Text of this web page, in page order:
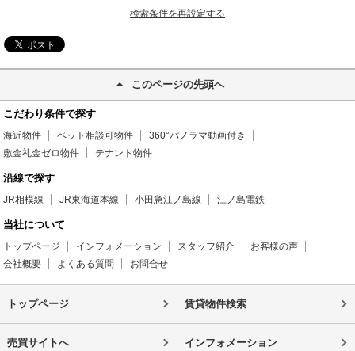
検索条件を再設定する
このページの先頭へ
こだわり条件で探す
海近物件 ペット相談可物件
360°パノラマ動画付き
敷金礼金ゼロ物件
テナント物件
沿線で探す
JR相模線 JR東海道本線 小田急江ノ島線 江ノ島電鉄
当社について
トップページ インフォメーション スタッフ紹介
お客様の声
会社概要
よくある質問 お問合せ
トップページ 賃貸物件検索
売買サイトへ インフォメーション